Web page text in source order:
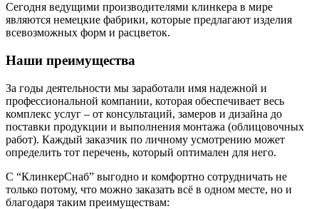
Сегодня ведущими производителями клинкера в мире
являются немецкие фабрики, которые предлагают изделия
всевозможных форм и расцветок.
Наши преимущества
За годы деятельности мы заработали имя надежной и
профессиональной компании, которая обеспечивает весь
комплекс услуг – от консультаций, замеров и дизайна до
поставки продукции и выполнения монтажа (облицовочных
работ). Каждый заказчик по личному усмотрению может
определить тот перечень, который оптимален для него.
С “КлинкерСнаб” выгодно и комфортно сотрудничать не
только потому, что можно заказать всё в одном месте, но и
благодаря таким преимуществам: